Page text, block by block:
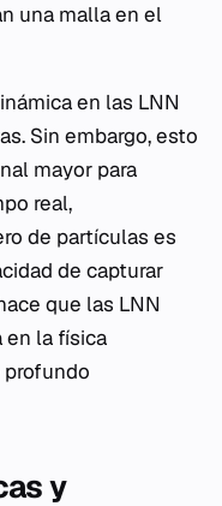
una malla en el
en las LNN
Sin embargo, esto
mayor para
real,
de partículas es
de capturar
que las LNN
en la física
y